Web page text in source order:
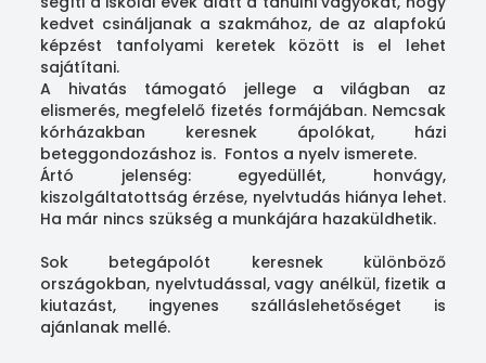
kedvet csináljanak a szakmához, de az alapfokú
képzést tanfolyami keretek között is el lehet
sajátítani.
A hivatás támogató jellege a világban az
elismerés, megfelelő fizetés formájában. Nemcsak
kórházakban keresnek ápolókat, házi
beteggondozáshoz is. Fontos a nyelv ismerete.
Ártó jelenség: egyedüllét, honvágy,
kiszolgáltatottság érzése, nyelvtudás hiánya lehet.
Ha már nincs szükség a munkájára hazaküldhetik.
Sok betegápolót keresnek különböző
országokban, nyelvtudással, vagy anélkül, fizetik a
kiutazást, ingyenes szálláslehetőséget is
ajánlanak mellé.